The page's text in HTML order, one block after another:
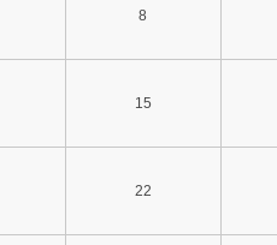
8
15
22